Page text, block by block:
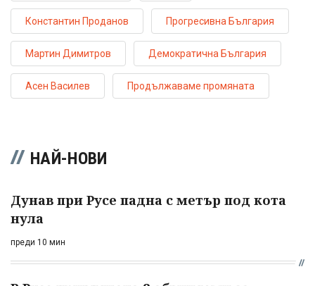
Константин Проданов Прогресивна България
Мартин Димитров Демократична България
Асен Василев Продължаваме промяната
НАЙ-НОВИ
Дунав при Русе падна с метър под кота
нула
преди 10 мин